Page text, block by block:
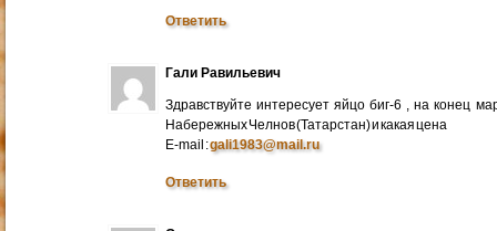
Ответить
Гали Равильевич
Здравствуйте интересует яйцо биг-6 , на конец
Набережных Челнов (Татарстан) и какая цена
E-mail :gali1983@mail.ru
Ответить